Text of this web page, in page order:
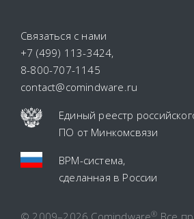
Связаться с нами
+7 (499) 113-3424,
8-800-707-1145
contact@comindware.ru
Единый реестр
ПО от Минкомсвязи
BPM-система,
сделанная в России
®